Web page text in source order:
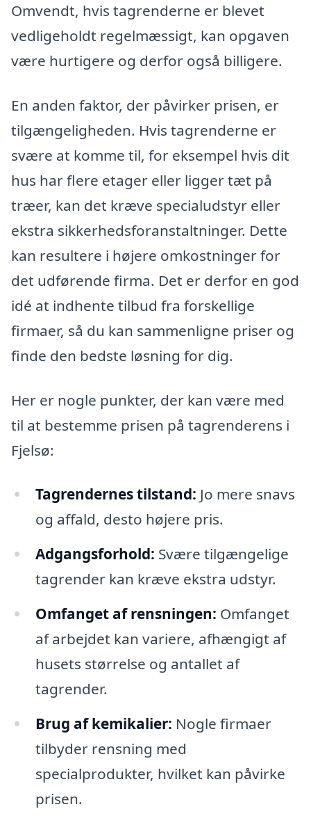
Omvendt, hvis tagrenderne er blevet
vedligeholdt regelmæssigt, kan opgaven
være hurtigere og derfor også billigere.
En anden faktor, der påvirker prisen, er
tilgængeligheden. Hvis tagrenderne er
svære at komme til, for eksempel hvis dit
hus har flere etager eller ligger tæt på
træer, kan det kræve specialudstyr eller
ekstra sikkerhedsforanstaltninger. Dette
kan resultere i højere omkostninger for
det udførende firma. Det er derfor en god
idé at indhente tilbud fra forskellige
firmaer, så du kan sammenligne priser og
finde den bedste løsning for dig.
Her er nogle punkter, der kan være med
til at bestemme prisen på tagrenderens i
Fjelsø:
Tagrendernes tilstand: Jo mere snavs
og affald, desto højere pris.
Adgangsforhold: Svære tilgængelige
tagrender kan kræve ekstra udstyr.
Omfanget af rensningen: Omfanget
af arbejdet kan variere, afhængigt af
husets størrelse og antallet af
tagrender.
Brug af kemikalier: Nogle firmaer
tilbyder rensning med
specialprodukter, hvilket kan påvirke
prisen.